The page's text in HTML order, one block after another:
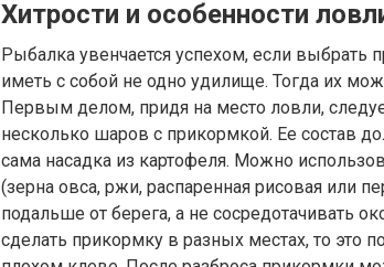
Хитрости и особенности
Рыбалка увенчается успехом, если выбрать
иметь с собой не одно удилище. Тогда их
Первым делом, придя на место ловли,
несколько шаров с прикормкой. Ее состав
сама насадка из картофеля. Можно
(зерна овса, ржи, распаренная рисовая или
подальше от берега, а не сосредотачивать
сделать прикормку в разных местах, то это